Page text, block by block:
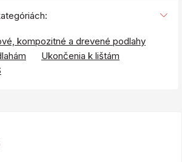
kompozitné a drevené podlahy
Ukončenia k lištám